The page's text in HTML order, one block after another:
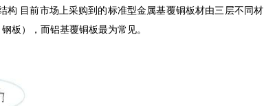
构 目前市场上采购到的标准型金属基覆铜板材由三层不同材
板），而铝基覆铜板最为常见。